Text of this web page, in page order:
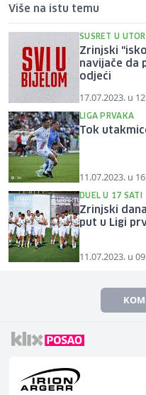
Više na istu temu
SUSRET U
Zrinjski
navijače da
odjeći
17.07.2023. u
LIGA PRVAKA
Tok
11.07.2023. u
DUEL U 17 SATI
Zrinjski
put u Ligi
11.07.2023. u